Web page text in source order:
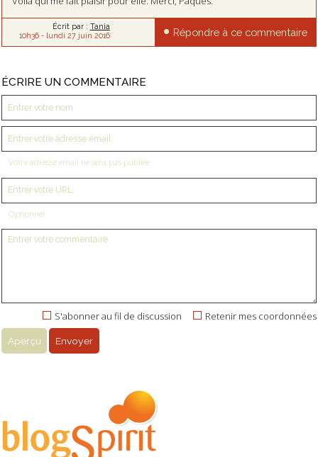
Écrit par : Tania
10h36- lundi 27 juin 2016 Répondre à ce commentaire
ÉCRIRE UN COMMENTAIRE
Votre adresse email ne sera pas publiée
Optionnel
Retenir mes coordonnées
S'abonner au fil de discussion